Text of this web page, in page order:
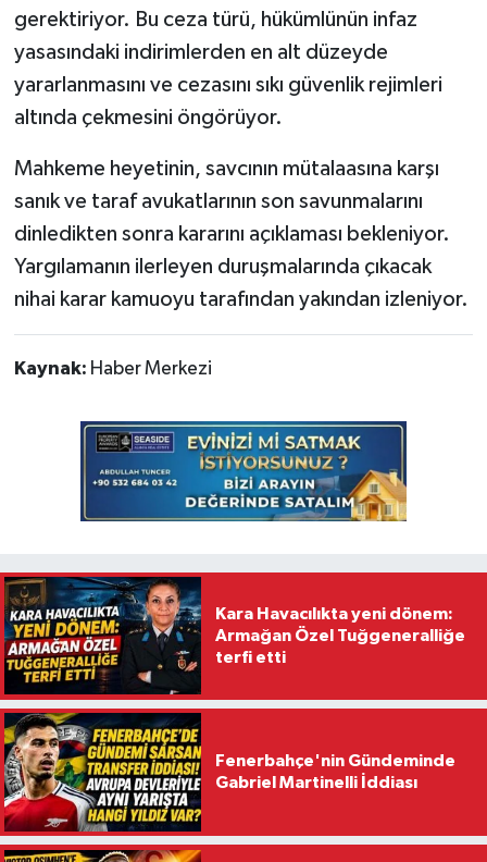
gerektiriyor. Bu ceza türü, hükümlünün infaz
yasasındaki indirimlerden en alt düzeyde
yararlanmasını ve cezasını sıkı güvenlik rejimleri
altında çekmesini öngörüyor.
Mahkeme heyetinin, savcının mütalaasına karşı
sanık ve taraf avukatlarının son savunmalarını
dinledikten sonra kararını açıklaması bekleniyor.
Yargılamanın ilerleyen duruşmalarında çıkacak
nihai karar kamuoyu tarafından yakından izleniyor.
Kaynak: Haber Merkezi
Kara Havacılıkta yeni dönem:
Armağan Özel Tuğgeneralliğe
terfi etti
Fenerbahçe'nin Gündeminde
Gabriel Martinelli İddiası